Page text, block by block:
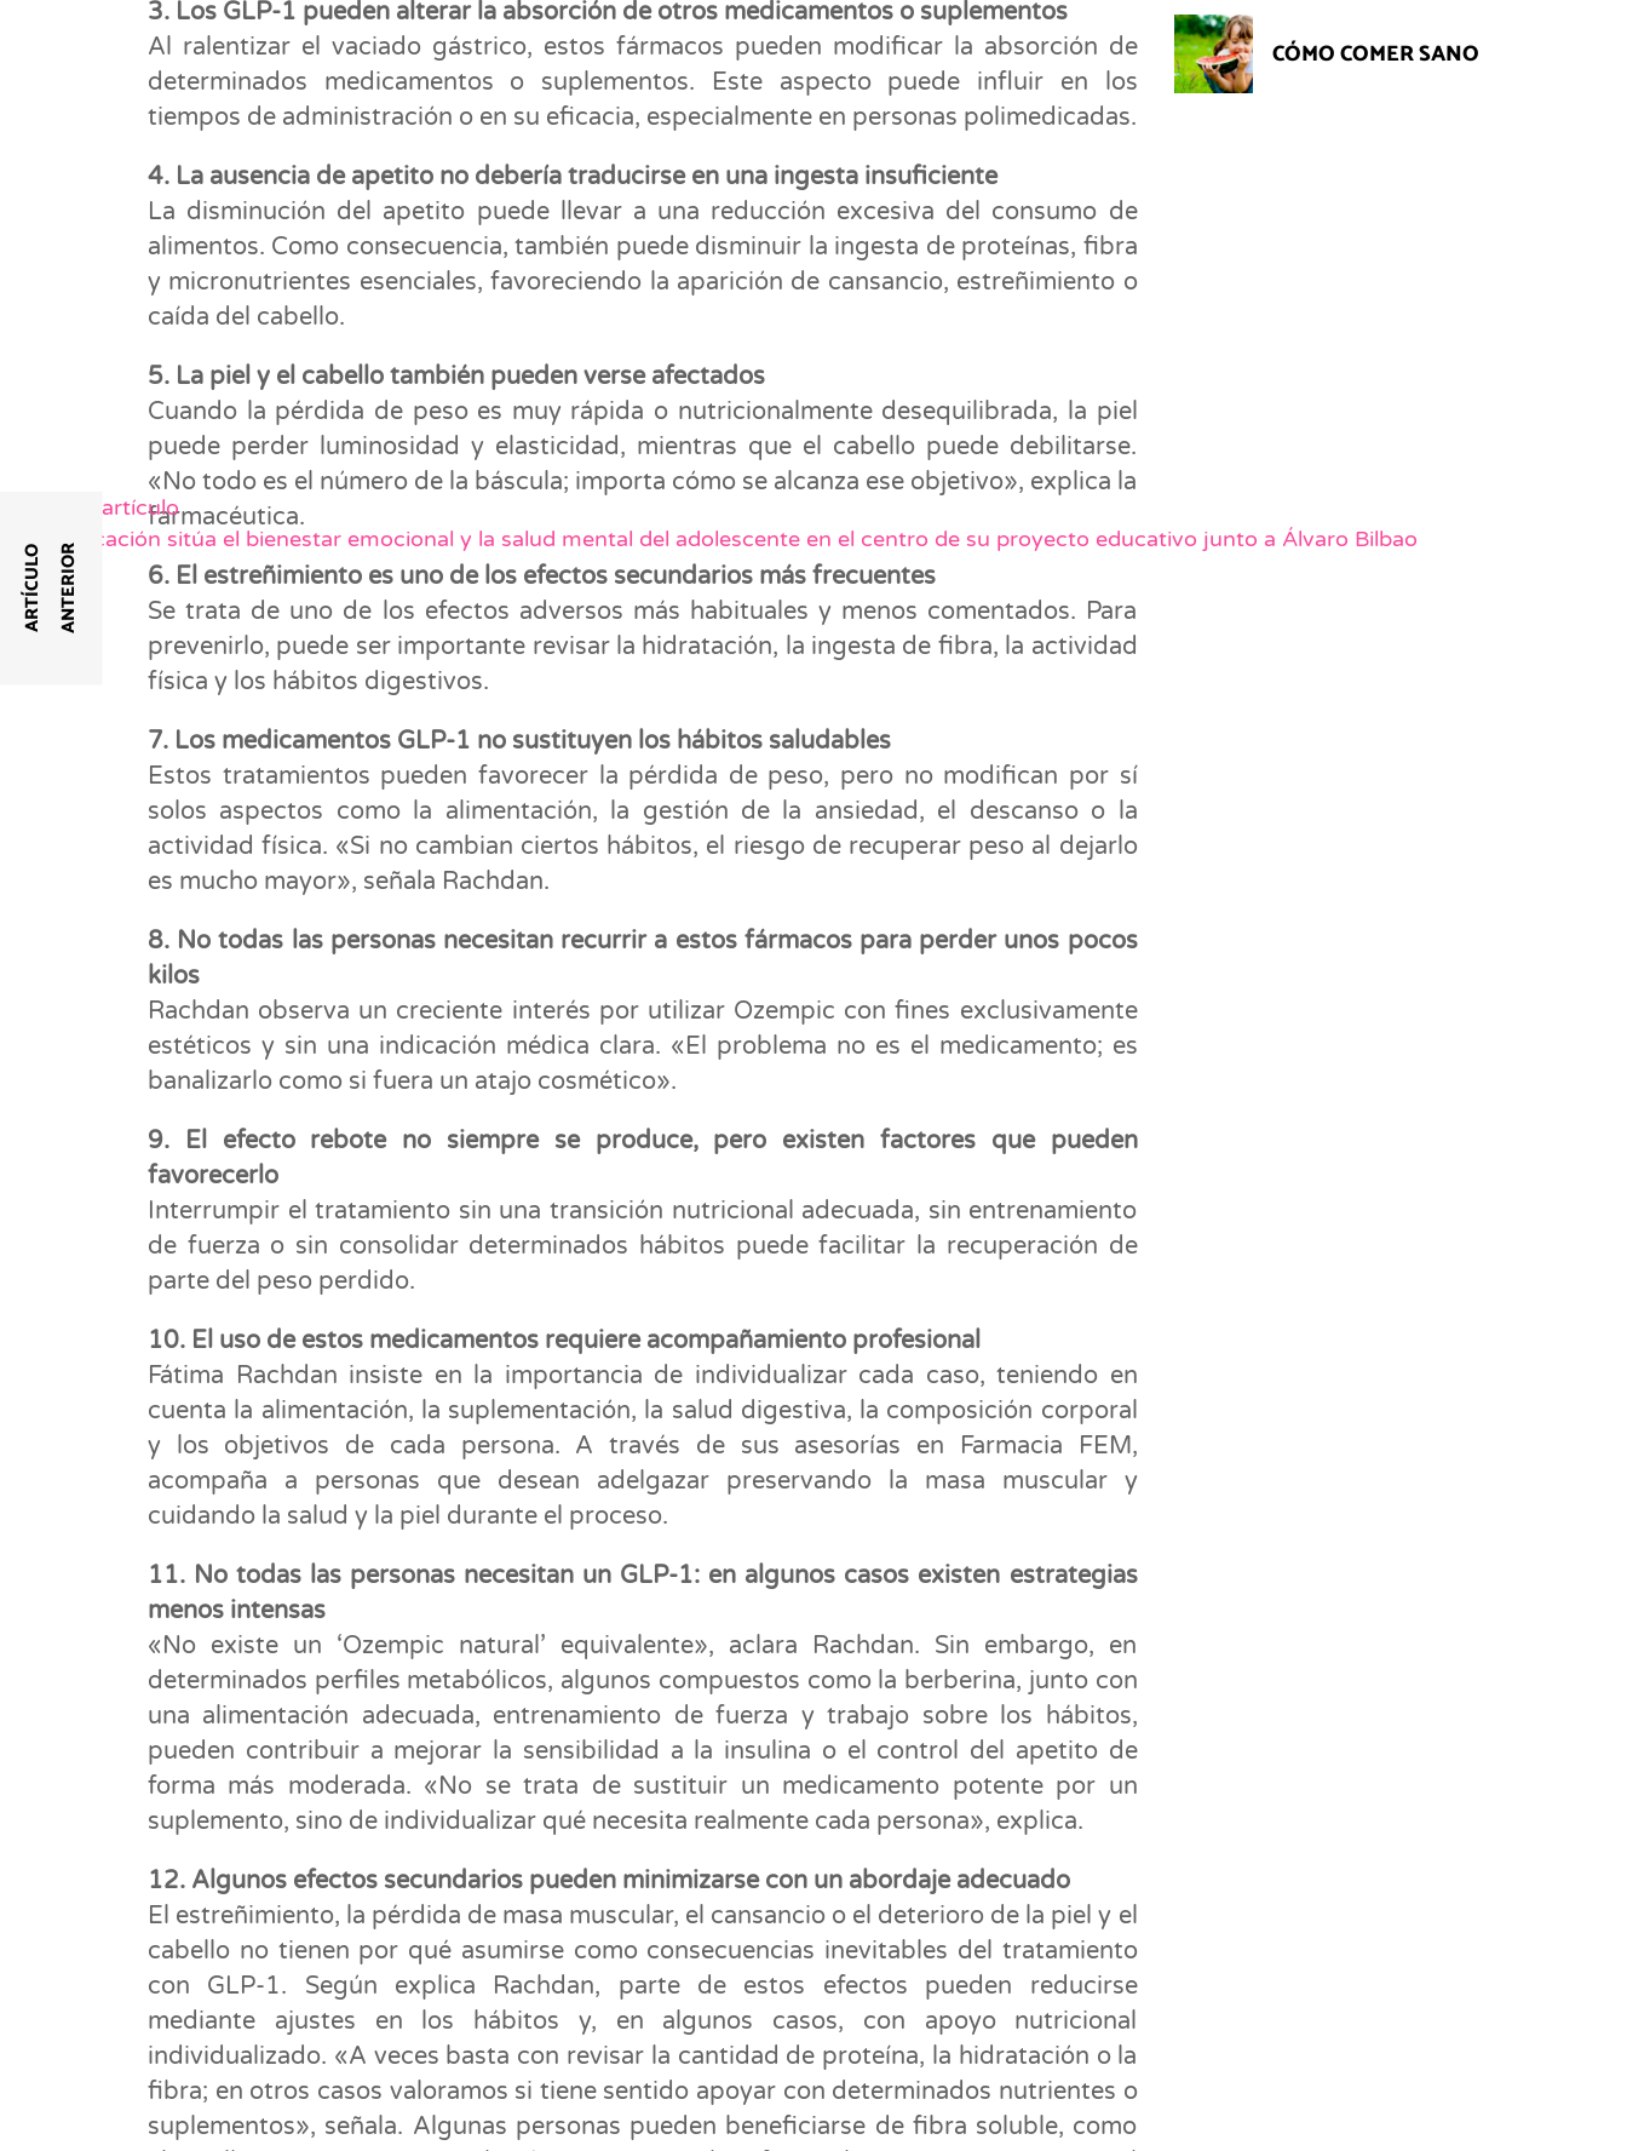
3. Los GLP-1 pueden alterar la absorción de otros medicamentos o suplementos
Al ralentizar el vaciado gástrico, estos fármacos pueden modificar la absorción de
determinados medicamentos o suplementos. Este aspecto puede influir en los
tiempos de administración o en su eficacia, especialmente en personas polimedicadas.
4. La ausencia de apetito no debería traducirse en una ingesta insuficiente
La disminución del apetito puede llevar a una reducción excesiva del consumo de
alimentos. Como consecuencia, también puede disminuir la ingesta de proteínas, fibra
y micronutrientes esenciales, favoreciendo la aparición de cansancio, estreñimiento o
caída del cabello.
5. La piel y el cabello también pueden verse afectados
Cuando la pérdida de peso es muy rápida o nutricionalmente desequilibrada, la piel
puede perder luminosidad y elasticidad, mientras que el cabello puede debilitarse.
«No todo es el número de la báscula; importa cómo se alcanza ese objetivo», explica la
farmacéutica.
6. El estreñimiento es uno de los efectos secundarios más frecuentes
Se trata de uno de los efectos adversos más habituales y menos comentados. Para
prevenirlo, puede ser importante revisar la hidratación, la ingesta de fibra, la actividad
física y los hábitos digestivos.
7. Los medicamentos GLP-1 no sustituyen los hábitos saludables
Estos tratamientos pueden favorecer la pérdida de peso, pero no modifican por sí
solos aspectos como la alimentación, la gestión de la ansiedad, el descanso o la
actividad física. «Si no cambian ciertos hábitos, el riesgo de recuperar peso al dejarlo
es mucho mayor», señala Rachdan.
8. No todas las personas necesitan recurrir a estos fármacos para perder unos pocos
kilos
Rachdan observa un creciente interés por utilizar Ozempic con fines exclusivamente
estéticos y sin una indicación médica clara. «El problema no es el medicamento; es
banalizarlo como si fuera un atajo cosmético».
9. El efecto rebote no siempre se produce, pero existen factores que pueden
favorecerlo
Interrumpir el tratamiento sin una transición nutricional adecuada, sin entrenamiento
de fuerza o sin consolidar determinados hábitos puede facilitar la recuperación de
parte del peso perdido.
10. El uso de estos medicamentos requiere acompañamiento profesional
Fátima Rachdan insiste en la importancia de individualizar cada caso, teniendo en
cuenta la alimentación, la suplementación, la salud digestiva, la composición corporal
y los objetivos de cada persona. A través de sus asesorías en Farmacia FEM,
acompaña a personas que desean adelgazar preservando la masa muscular y
cuidando la salud y la piel durante el proceso.
11. No todas las personas necesitan un GLP-1: en algunos casos existen estrategias
menos intensas
«No existe un ‘Ozempic natural’ equivalente», aclara Rachdan. Sin embargo, en
determinados perfiles metabólicos, algunos compuestos como la berberina, junto con
una alimentación adecuada, entrenamiento de fuerza y trabajo sobre los hábitos,
pueden contribuir a mejorar la sensibilidad a la insulina o el control del apetito de
forma más moderada. «No se trata de sustituir un medicamento potente por un
suplemento, sino de individualizar qué necesita realmente cada persona», explica.
12. Algunos efectos secundarios pueden minimizarse con un abordaje adecuado
El estreñimiento, la pérdida de masa muscular, el cansancio o el deterioro de la piel y el
cabello no tienen por qué asumirse como consecuencias inevitables del tratamiento
con GLP-1. Según explica Rachdan, parte de estos efectos pueden reducirse
mediante ajustes en los hábitos y, en algunos casos, con apoyo nutricional
individualizado. «A veces basta con revisar la cantidad de proteína, la hidratación o la
fibra; en otros casos valoramos si tiene sentido apoyar con determinados nutrientes o
suplementos», señala. Algunas personas pueden beneficiarse de fibra soluble, como
A
R
T
Í
C
U
L
O
A
N
T
E
R
I
O R
Siguiente artículo
GSD Educación sitúa el bienestar emocional y la salud mental del adolescente en el centro de su proyecto educativo junto a Álvaro Bilbao
CÓMO COMER SANO